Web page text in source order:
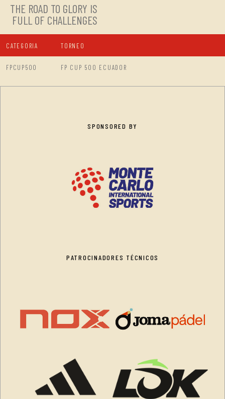
THE ROAD TO GLORY IS
FULL OF CHALLENGES
CATEGORIA TORNEO
FPCUP500 FP CUP 500 ECUADOR
SPONSORED BY
PATROCINADORES TÉCNICOS